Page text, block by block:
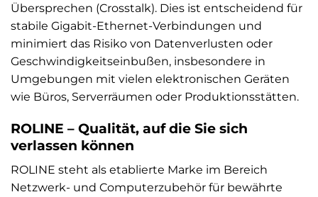
Übersprechen (Crosstalk). Dies ist entscheidend für
stabile Gigabit-Ethernet-Verbindungen und
minimiert das Risiko von Datenverlusten oder
Geschwindigkeitseinbußen, insbesondere in
Umgebungen mit vielen elektronischen Geräten
wie Büros, Serverräumen oder Produktionsstätten.
ROLINE – Qualität, auf die Sie sich
verlassen können
ROLINE steht als etablierte Marke im Bereich
Netzwerk- und Computerzubehör für bewährte